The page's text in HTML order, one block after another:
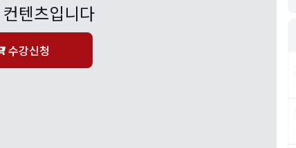
텐츠입니다
수강신청